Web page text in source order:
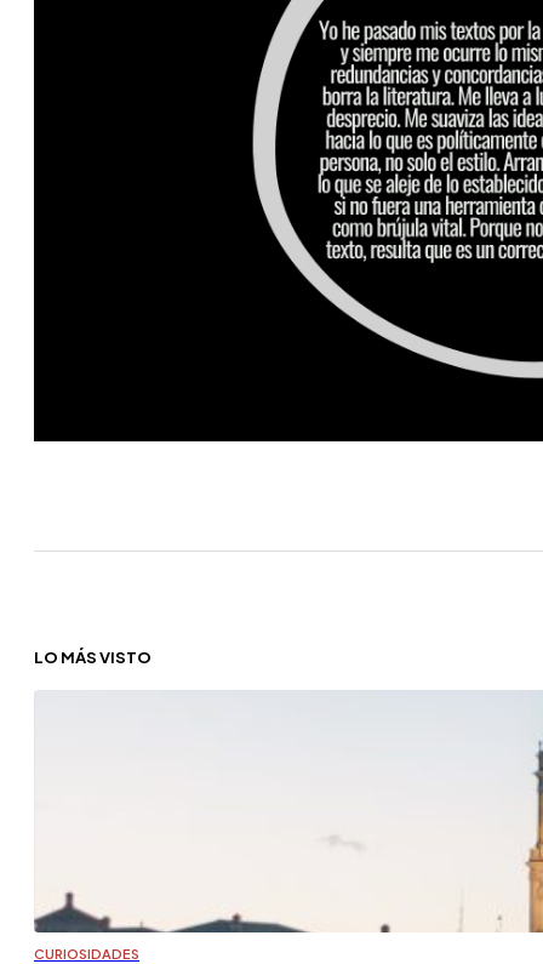
LO MÁS VISTO
CURIOSIDADES